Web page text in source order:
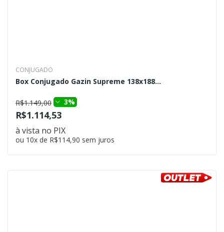
CONJUGADO
Box Conjugado Gazin Supreme 138x188...
R$1.149,00 3%
R$1.114,53
à vista no PIX
ou 10x de R$114,90 sem juros